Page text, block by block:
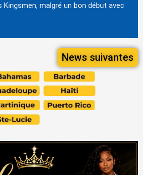
Kingsmen, malgré un bon début avec
News suivantes